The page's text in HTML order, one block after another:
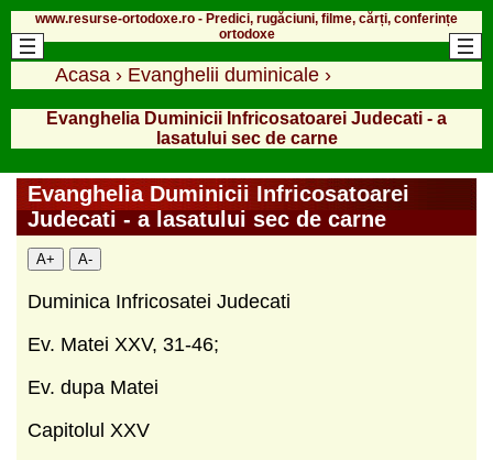
www.resurse-ortodoxe.ro - Predici, rugăciuni, filme, cărți, conferințe
ortodoxe
Acasa › Evanghelii duminicale ›
Evanghelia Duminicii Infricosatoarei Judecati - a
lasatului sec de carne
Evanghelia Duminicii Infricosatoarei
Judecati - a lasatului sec de carne
A+ A-
Duminica Infricosatei Judecati
Ev. Matei XXV, 31-46;
Ev. dupa Matei
Capitolul XXV